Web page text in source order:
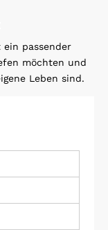
ein passender
möchten und
Leben sind.